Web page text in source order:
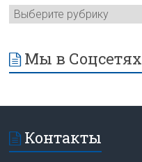
Мы в Соцсетях
Контакты